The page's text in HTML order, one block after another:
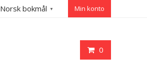
Norsk bokmål ▼ Min konto
0